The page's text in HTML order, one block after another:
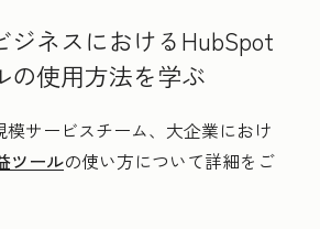
ジネスにおけるHubSpot
の使用方法を学ぶ
サービスチーム、大企業におけ
ツールの使い方について詳細をご